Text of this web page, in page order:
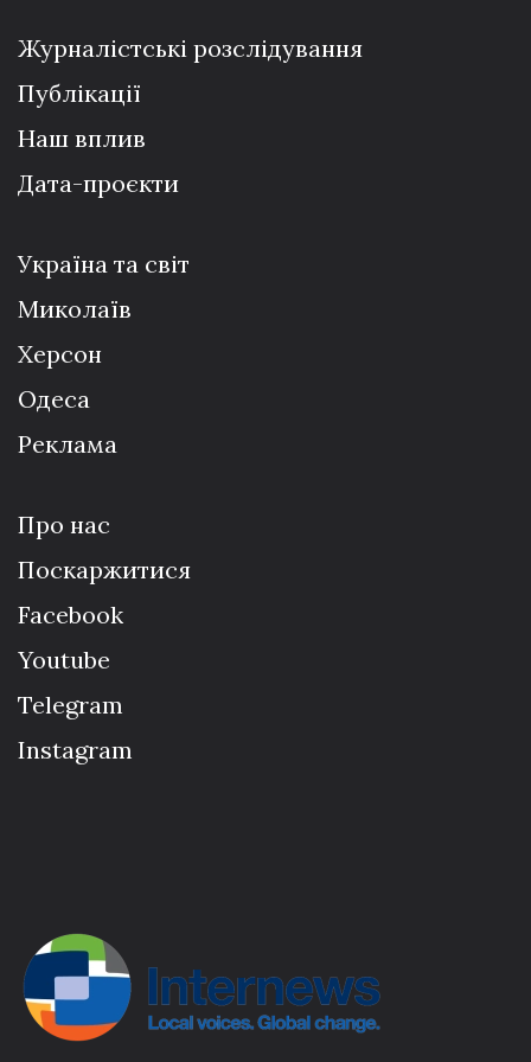
Журналістські розслідування
Публікації
Наш вплив
Дата-проєкти
Україна та світ
Миколаїв
Херсон
Одеса
Реклама
Про нас
Поскаржитися
Facebook
Youtube
Telegram
Instagram